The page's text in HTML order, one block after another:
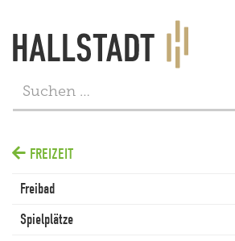
FREIZEIT
FREIZEIT
Freibad
Spielplätze